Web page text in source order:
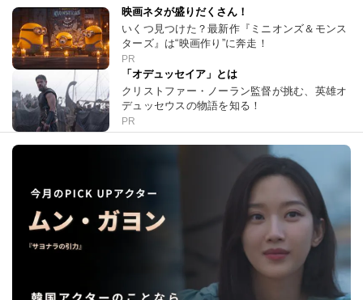
映画ネタが盛りだくさん！
いくつ見つけた？最新作『ミニオンズ＆モンス
ターズ』は“映画作り”に奔走！
PR
「オデュッセイア」とは
クリストファー・ノーラン監督が挑む、英雄オ
デュッセウスの物語を知る！
PR